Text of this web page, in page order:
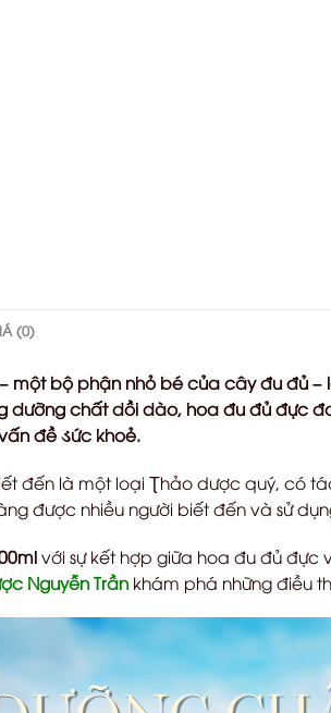
(0)
– một bộ phận nhỏ bé của cây đu đủ –
dưỡng chất dồi dào, hoa đu đủ đực
đề ડức khoẻ.
đến là một loại Ʈhảo dược quý, có
được nhiều người biết đến và sử
với sự kết hợp giữa hoa đu đủ
Nguyễn Trần khám phá những điều